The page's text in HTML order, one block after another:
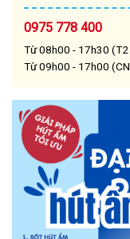
0975 778 400
Từ 08h00 - 17h30 (T2
Từ 09h00 - 17h00